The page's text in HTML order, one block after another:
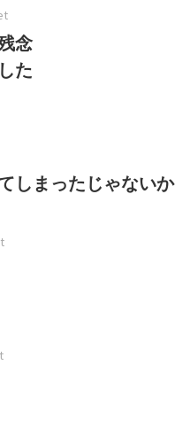
念
た
しまったじゃないか